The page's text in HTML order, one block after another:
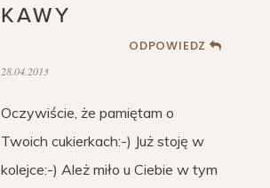
KAWY
ODPOWIEDZ
28.04.2013
Oczywiście, że pamiętam o
Twoich cukierkach:-) Już stoję w
kolejce:-) Ależ miło u Ciebie w tym